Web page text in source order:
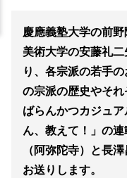
慶應義塾大学の前
美術大学の安藤礼
り、各宗派の若手
の宗派の歴史やそ
ばらんかつカジュ
ん、教えて！」の
（阿弥陀寺）と長
お送りします。